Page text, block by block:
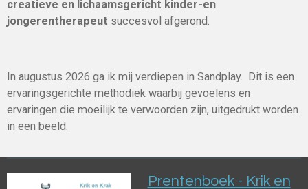
creatieve en lichaamsgericht kinder-en
jongerentherapeut succesvol afgerond.
In augustus 2026 ga ik mij verdiepen in Sandplay. Dit is een
ervaringsgerichte methodiek waarbij gevoelens en
ervaringen die moeilijk te verwoorden zijn, uitgedrukt worden
in een beeld.
Prentenboek - Krik en